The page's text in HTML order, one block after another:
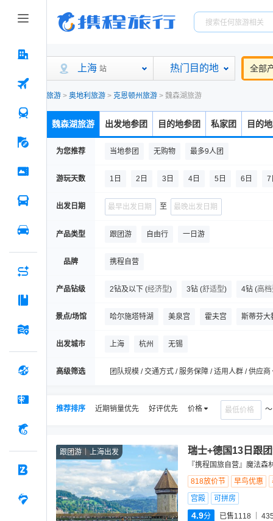
上海 站 热门目的地 全部
旅游 > 奥地利旅游 > 克恩顿州旅游 > 魏森湖旅游
魏森湖旅游 出发地参团 目的地参团 私家团 目的
为您推荐 当地参团 无购物 最多9人团
游玩天数 1日 2日 3日 4日 5日 6日 7
出发日期 至
产品类型 跟团游 自由行 一日游
品牌 携程自营
产品钻级 2钻及以下 (经济型) 3钻 (舒适型) 4钻 (高
景点/场馆 哈尔施塔特湖 美泉宫 霍夫宫 斯蒂芬大
萨尔茨堡老城区 哈尔施塔特观景点(奥地利)
出发城市 上海 杭州 无锡
高级筛选 团队规模 / 交通方式 / 服务保障 / 适用人群 / 供应商
推荐排序 近期销量优先 好评优先 价格
跟团游 上海出发 瑞士+德国13日跟
『携程国旅自营』魔法
818放价节
早鸟优惠
宫殿
可拼房
4.9分 已售1118